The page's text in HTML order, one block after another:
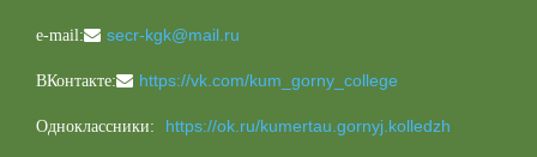
e-mail: secr-kgk@mail.ru
ВКонтакте: https://vk.com/kum_gorny_college
Одноклассники: https://ok.ru/kumertau.gornyj.kolledzh